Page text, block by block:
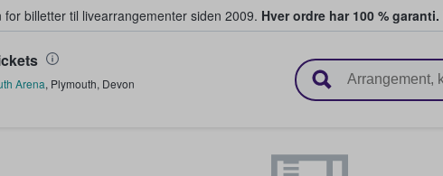
for billetter til livearrangementer siden 2009. Hver ordre har 100 % garanti.
og sælger billetter
Arena, Plymouth, Devon